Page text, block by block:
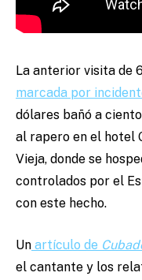
La anterior visita de
marcada por
dólares bañó a
al rapero en el hotel
Vieja, donde se
controlados por el
con este hecho.
Un artículo de
el cantante y los